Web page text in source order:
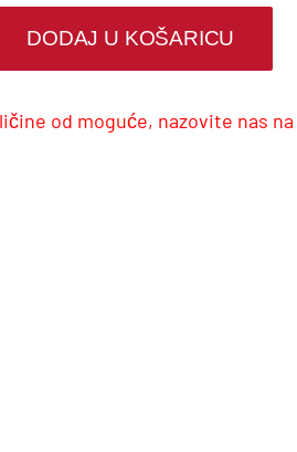
DODAJ U KOŠARICU
od moguće, nazovite nas na